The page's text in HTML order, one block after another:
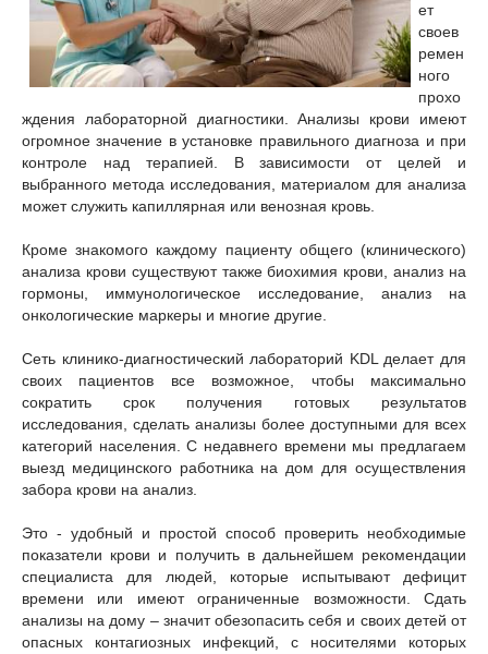
ет
своев
ремен
ного
прохо
ждения лабораторной диагностики. Анализы крови имеют
огромное значение в установке правильного диагноза и при
контроле над терапией. В зависимости от целей и
выбранного метода исследования, материалом для анализа
может служить капиллярная или венозная кровь.
Кроме знакомого каждому пациенту общего (клинического)
анализа крови существуют также биохимия крови, анализ на
гормоны, иммунологическое исследование, анализ на
онкологические маркеры и многие другие.
Сеть клинико-диагностический лабораторий KDL делает для
своих пациентов все возможное, чтобы максимально
сократить срок получения готовых результатов
исследования, сделать анализы более доступными для всех
категорий населения. С недавнего времени мы предлагаем
выезд медицинского работника на дом для осуществления
забора крови на анализ.
Это - удобный и простой способ проверить необходимые
показатели крови и получить в дальнейшем рекомендации
специалиста для людей, которые испытывают дефицит
времени или имеют ограниченные возможности. Сдать
анализы на дому – значит обезопасить себя и своих детей от
опасных контагиозных инфекций, с носителями которых